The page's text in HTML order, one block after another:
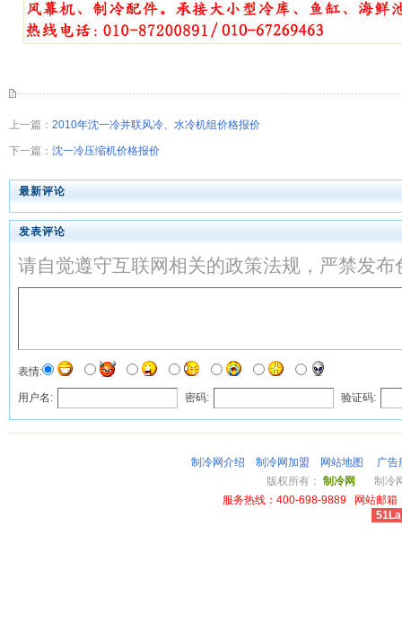
上一篇： 2010年沈一冷并联风冷、水冷机组价格报价
下一篇： 沈一冷压缩机价格报价
最新评论
发表评论
请自觉遵守互联网相关的政策法规，严禁发
表情:
用户名: 密码: 验证码:
制冷网介绍 制冷网加盟 网站地图
广告
版权所有： 制冷网
制冷网
服务热线：400-698-9889 网站邮
51La